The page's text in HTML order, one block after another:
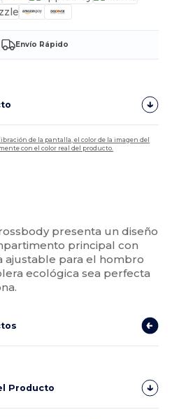
Envío Rápido
de la pantalla, el color de la imagen del
con el color real del producto.
presenta un diseño
principal con
ajustable para el hombro
ecológica sea perfecta
Producto